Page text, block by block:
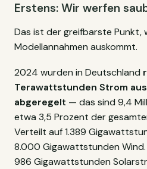
Erstens: Wir werfen
Das ist der greifbarste Punkt,
Modellannahmen auskommt.
2024 wurden in Deutschland
Terawattstunden Strom
abgeregelt — das sind 9,4
etwa 3,5 Prozent der
Verteilt auf 1.389
8.000 Gigawattstunden Wind.
986 Gigawattstunden